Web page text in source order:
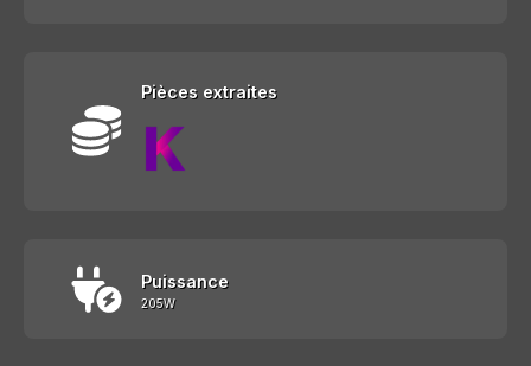
Pièces extraites
Puissance
205W